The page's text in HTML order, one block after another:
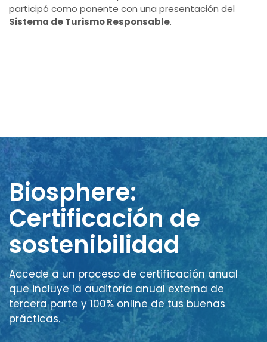
participó como ponente con una presentación del
Sistema de Turismo Responsable.
Biosphere:
Certificación de
sostenibilidad
Accede a un proceso de certificación anual
que incluye la auditoría anual externa de
tercera parte y 100% online de tus buenas
prácticas.